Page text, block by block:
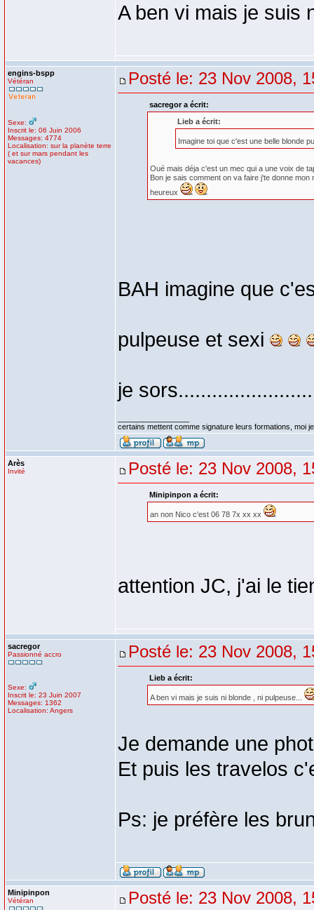
A ben vi mais je suis
engins-bspp
Vétéran
Sexe:
Inscrit le: 06 Juin 2006
Messages: 4774
Localisation: sur la planète terre
( et sur mars pendant les
vacances)
Posté le: 23 Nov 2008,
sacregor a écrit:
Lieb a écrit:
Imagine toi que c'est une belle blonde
Oué mais déja c'est un mec qui a une voix de
Bon je sais comment on va faire j'te donne
heureux
BAH imagine que
pulpeuse et sexi
je
certains mettent comme signature leurs formations, moi
Arès
Invité Posté le: 23 Nov 2008,
Minipinpon a écrit:
an non Nico c'est 06 78 7x xx xx
attention JC, j'ai le
sacregor
Passionné accro
Sexe:
Inscrit le: 23 Juin 2007
Messages: 1362
Localisation: Angers
Posté le: 23 Nov 2008,
Lieb a écrit:
A ben vi mais je suis ni blonde , ni pulpeuse...
Je demande une
Et puis les travelos
Ps: je préfère les
Minipinpon
Vétéran Posté le: 23 Nov 2008,